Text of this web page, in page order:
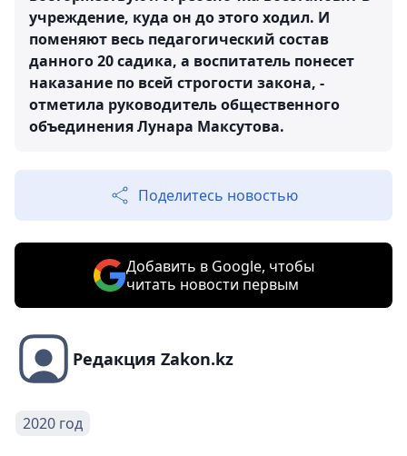
учреждение, куда он до этого ходил. И
поменяют весь педагогический состав
данного 20 садика, а воспитатель понесет
наказание по всей строгости закона, -
отметила руководитель общественного
объединения Лунара Максутова.
Поделитесь новостью
Добавить в Google, чтобы
читать новости первым
Редакция Zakon.kz
2020 год